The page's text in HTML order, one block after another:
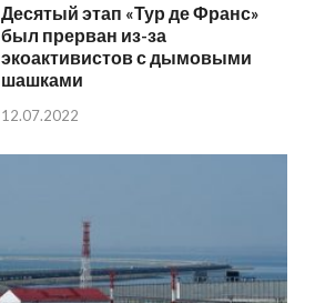
Десятый этап «Тур де Франс»
был прерван из-за
экоактивистов с дымовыми
шашками
12.07.2022